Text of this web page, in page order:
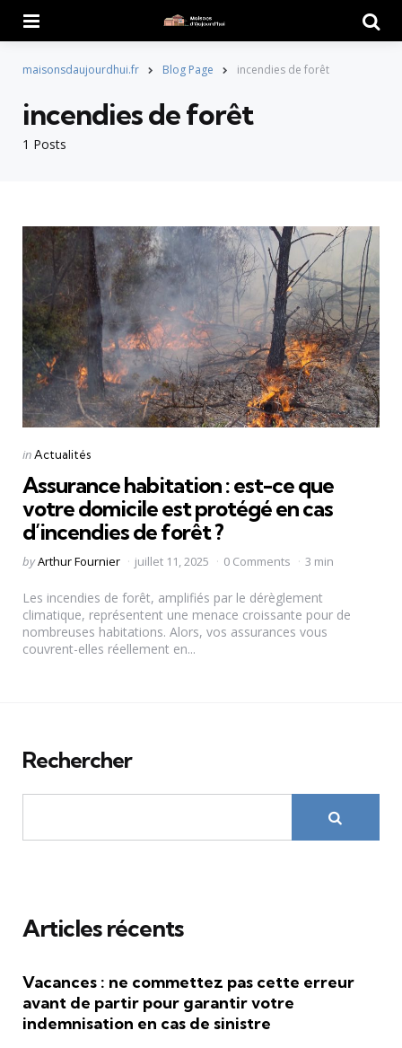
maisonsdaujourdhui.fr Blog Page incendies de forêt
1 Posts
incendies de forêt
Categories
Posted
inActualités
Assurance habitation : est-ce que
votre domicile est protégé en cas
d’incendies de forêt ?
Posted
byArthur Fournier juillet 11, 2025 0 Comments 3 min
Les incendies de forêt, amplifiés par le dérèglement
climatique, représentent une menace croissante pour de
nombreuses habitations. Alors, vos assurances vous
couvrent-elles réellement en...
Rechercher
Articles récents
Vacances : ne commettez pas cette erreur
avant de partir pour garantir votre
indemnisation en cas de sinistre